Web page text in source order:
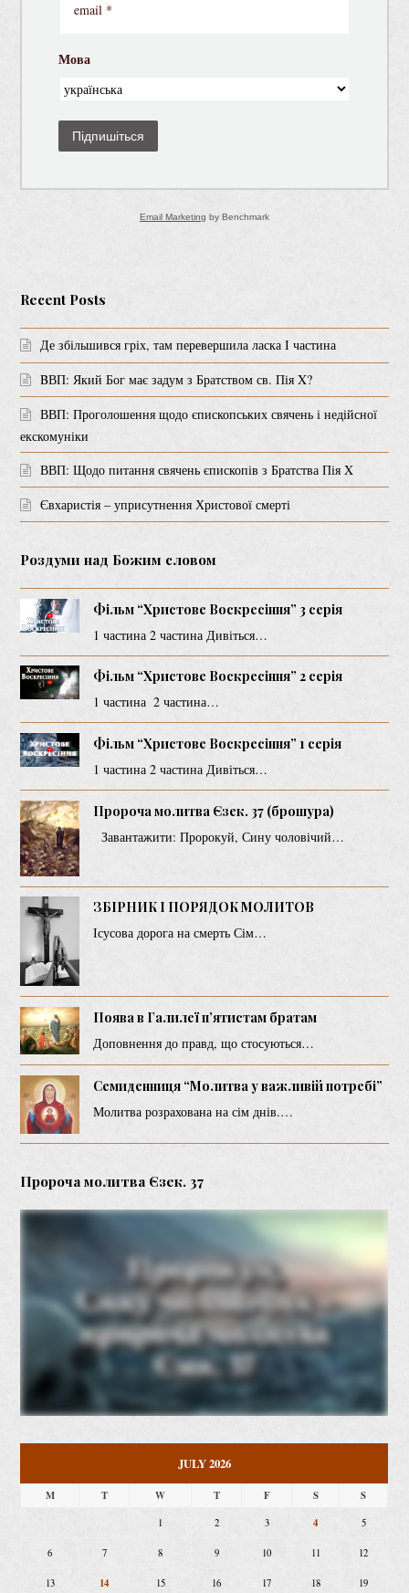
Мова
Підпишіться
Email Marketing by Benchmark
Recent Posts
Де збільшився гріх, там перевершила ласка І частина
BВП: Який Бог має задум з Братством св. Пія X?
ВВП: Проголошення щодо єпископських свячень і недійсної
екскомуніки
ВВП: Щодо питання свячень єпископів з Братства Пія X
Євхаристія – уприсутнення Христової смерті
Роздуми над Божим словом
Фільм “Христове Воскресіння” 3 серія
1 частина 2 частина Дивіться…
Фільм “Христове Воскресіння” 2 серія
1 частина 2 частина…
Фільм “Христове Воскресіння” 1 серія
1 частина 2 частина Дивіться…
Пророча молитва Єзек. 37 (брошура)
Завантажити: Пророкуй, Сину чоловічий…
ЗБІРНИК І ПОРЯДОК МОЛИТОВ
Ісусова дорога на смерть Сім…
Поява в Галилеї п’ятистам братам
Доповнення до правд, що стосуються…
Семиденниця “Молитва у важливій потребі”
Молитва розрахована на сім днів.…
Пророча молитва Єзек. 37
JULY 2026
M T W T F S S
1 2 3 4 5
6 7 8 9 10 11 12
13 14 15 16 17 18 19